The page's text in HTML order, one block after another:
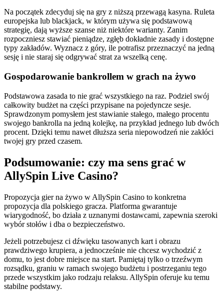
Na początek zdecyduj się na gry z niższą przewagą kasyna. Ruleta
europejska lub blackjack, w którym używa się podstawową
strategię, dają wyższe szanse niż niektóre warianty. Zanim
rozpoczniesz stawiać pieniądze, zgłęb dokładnie zasady i dostępne
typy zakładów. Wyznacz z góry, ile potrafisz przeznaczyć na jedną
sesję i nie staraj się odgrywać strat za wszelką cenę.
Gospodarowanie bankrollem w grach na żywo
Podstawowa zasada to nie grać wszystkiego na raz. Podziel swój
całkowity budżet na części przypisane na pojedyncze sesje.
Sprawdzonym pomysłem jest stawianie stałego, małego procentu
swojego bankrolla na jedną kolejkę, na przykład jednego lub dwóch
procent. Dzięki temu nawet dłuższa seria niepowodzeń nie zakłóci
twojej gry przed czasem.
Podsumowanie: czy ma sens grać w
AllySpin Live Casino?
Propozycja gier na żywo w AllySpin Casino to konkretna
propozycja dla polskiego gracza. Platforma gwarantuje
wiarygodność, bo działa z uznanymi dostawcami, zapewnia szeroki
wybór stołów i dba o bezpieczeństwo.
Jeżeli potrzebujesz ci dźwięku tasowanych kart i obrazu
prawdziwego krupiera, a jednocześnie nie chcesz wychodzić z
domu, to jest dobre miejsce na start. Pamiętaj tylko o trzeźwym
rozsądku, graniu w ramach swojego budżetu i postrzeganiu tego
przede wszystkim jako rodzaju relaksu. AllySpin oferuje ku temu
stabilne podstawy.